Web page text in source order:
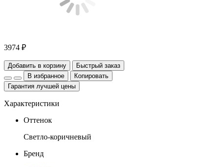
3974 ₽
Добавить в корзину
Быстрый заказ
В избранное
Копировать
Гарантия лучшей цены
Характеристики
Оттенок
Светло-коричневый
Бренд